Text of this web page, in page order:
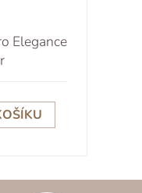
Elegance